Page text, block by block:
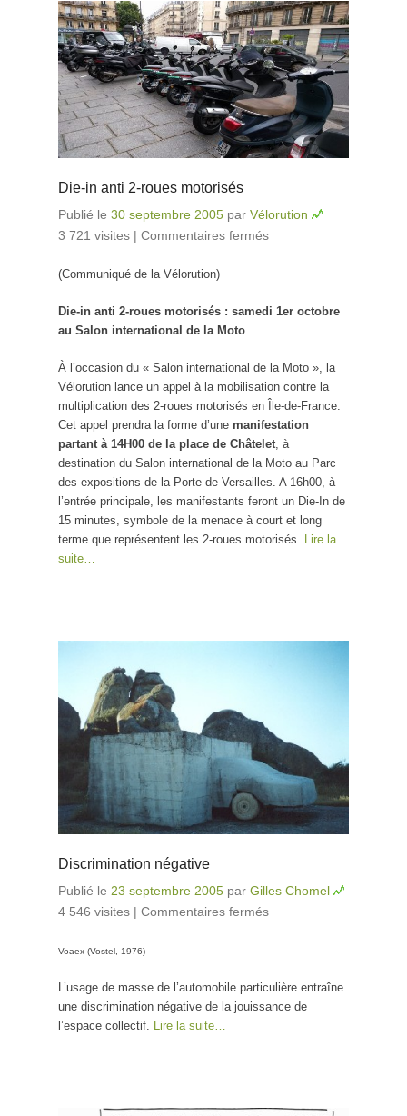
Die-in anti 2-roues motorisés
Publié le 30 septembre 2005 par Vélorution
3 721 visites | Commentaires fermés
(Communiqué de la Vélorution)
Die-in anti 2-roues motorisés : samedi 1er octobre
au Salon international de la Moto
À l’occasion du « Salon international de la Moto », la
Vélorution lance un appel à la mobilisation contre la
multiplication des 2-roues motorisés en Île-de-France.
Cet appel prendra la forme d’une manifestation
partant à 14H00 de la place de Châtelet, à
destination du Salon international de la Moto au Parc
des expositions de la Porte de Versailles. A 16h00, à
l’entrée principale, les manifestants feront un Die-In de
15 minutes, symbole de la menace à court et long
terme que représentent les 2-roues motorisés. Lire la
suite…
Discrimination négative
Publié le 23 septembre 2005 par Gilles Chomel
4 546 visites | Commentaires fermés
Voaex (Vostel, 1976)
L’usage de masse de l’automobile particulière entraîne
une discrimination négative de la jouissance de
l’espace collectif. Lire la suite…